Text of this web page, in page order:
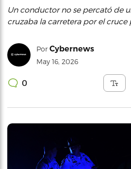
Un conductor no se percató de
cruzaba la carretera por el cruce
Por Cybernews
May 16, 2026
0